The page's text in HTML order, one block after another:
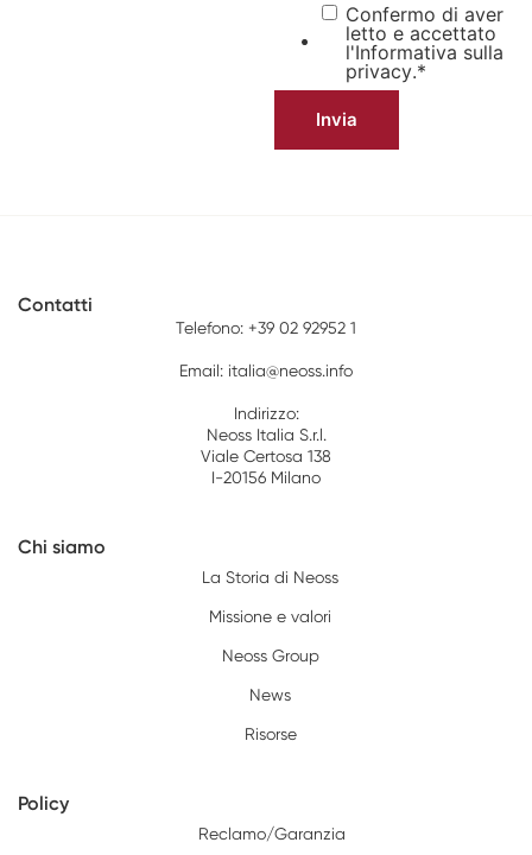
Confermo di aver
letto e accettato
l'Informativa sulla
privacy.*
Contatti
Telefono: +39 02 92952 1
Email: italia@neoss.info
Indirizzo:
Neoss Italia S.r.l.
Viale Certosa 138
I-20156 Milano
Chi siamo
La Storia di Neoss
Missione e valori
Neoss Group
News
Risorse
Policy
Reclamo/Garanzia